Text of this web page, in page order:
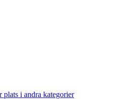
plats i andra kategorier